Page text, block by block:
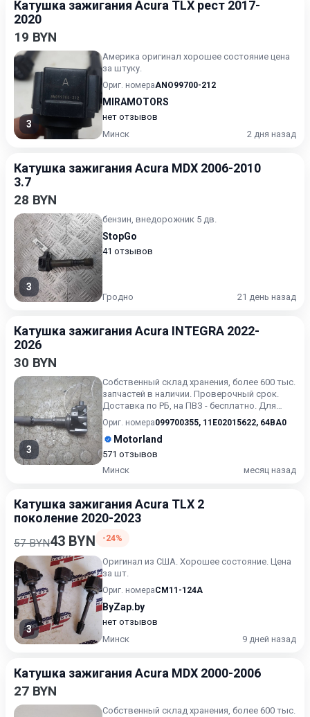
Катушка зажигания Acura TLX рест 2017-
2020
19 BYN
3
Америка оригинал хорошее состояние цена
за штуку.
Ориг. номераANO99700-212
MIRAMOTORS
нет отзывов
Минск
2 дня назад
Катушка зажигания Acura MDX 2006-2010
3.7
28 BYN
3
бензин, внедорожник 5 дв.
StopGo
41 отзывов
Гродно 21 день назад
Катушка зажигания Acura INTEGRA 2022-
2026
30 BYN
3
Собственный склад хранения, более 600 тыс.
запчастей в наличии. Проверочный срок.
Доставка по РБ, на ПВЗ - бесплатно. Для
получения актуальн...
Ориг. номера099700355, 11E02015622, 64BA0
Motorland
571 отзывов
Минск
месяц назад
Катушка зажигания Acura TLX 2
поколение 2020-2023
57 BYN43 BYN -24%
3
Оригинал из США. Хорошее состояние. Цена
за шт.
Ориг. номераCM11-124A
ByZap.by
нет отзывов
Минск
9 дней назад
Катушка зажигания Acura MDX 2000-2006
27 BYN
Собственный склад хранения, более 600 тыс.